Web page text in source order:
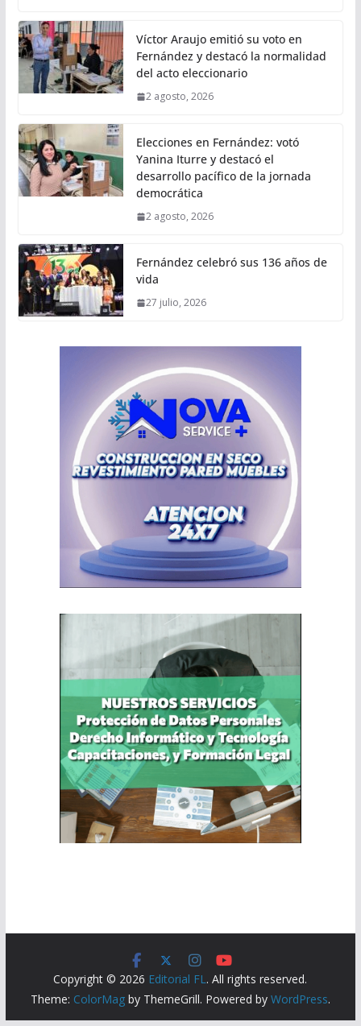
Víctor Araujo emitió su voto en
Fernández y destacó la normalidad
del acto eleccionario
2 agosto, 2026
Elecciones en Fernández: votó
Yanina Iturre y destacó el
desarrollo pacífico de la jornada
democrática
2 agosto, 2026
Fernández celebró sus 136 años de
vida
27 julio, 2026
Copyright © 2026 Editorial FL. All rights reserved.
Theme: ColorMagby ThemeGrill. Powered by WordPress.